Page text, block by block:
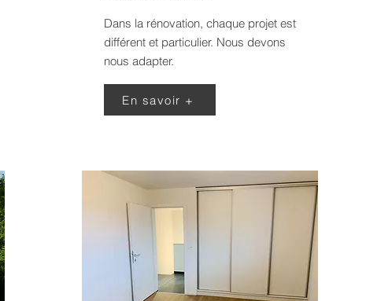
Dans la rénovation, chaque projet est
différent et particulier. Nous devons
nous adapter.
En savoir +